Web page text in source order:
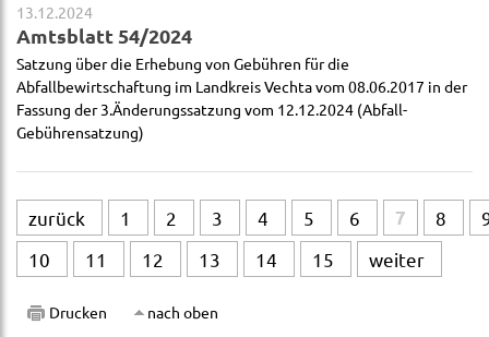
13.12.2024
Amtsblatt 54/2024
Satzung über die Erhebung von Gebühren für die
Abfallbewirtschaftung im Landkreis Vechta vom 08.06.2017 in der
Fassung der 3.Änderungssatzung vom 12.12.2024 (Abfall-
Gebührensatzung)
zurück 1 2 3 4 5 6 7 8
10
11 12 13 14 15 weiter
Drucken nach oben